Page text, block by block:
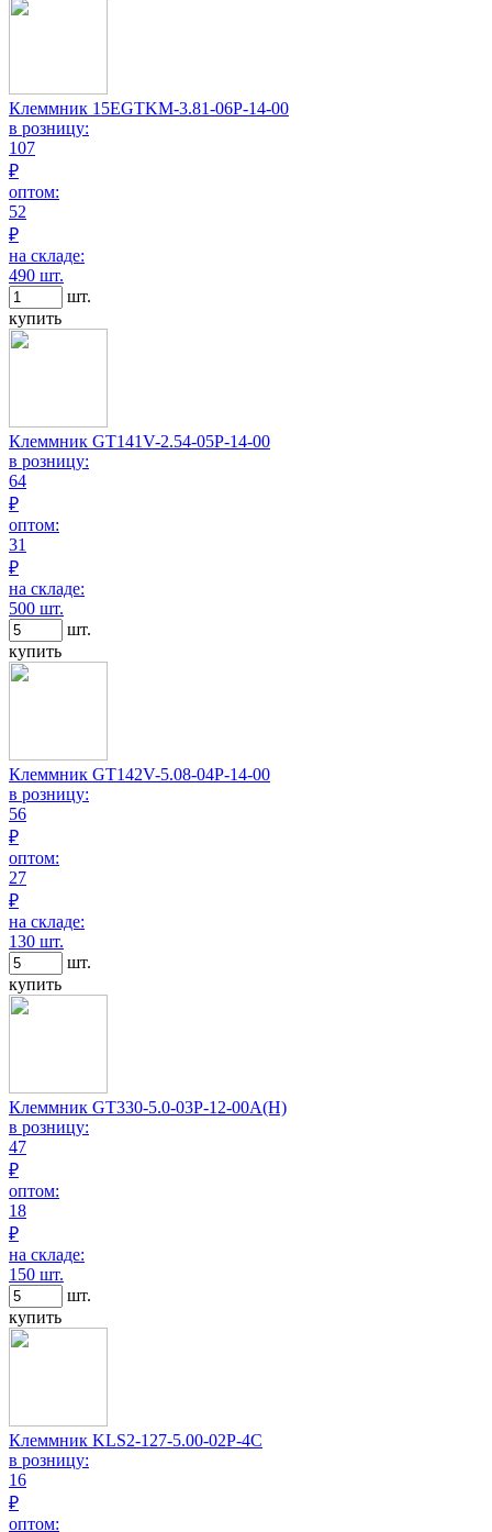
Клеммник 15EGTKM-3.81-06P-14-00
в розницу:
107
₽
оптом:
52
₽
на складе:
490 шт.
шт.
купить
Клеммник GT141V-2.54-05P-14-00
в розницу:
64
₽
оптом:
31
₽
на складе:
500 шт.
шт.
купить
Клеммник GT142V-5.08-04P-14-00
в розницу:
56
₽
оптом:
27
₽
на складе:
130 шт.
шт.
купить
Клеммник GT330-5.0-03P-12-00A(H)
в розницу:
47
₽
оптом:
18
₽
на складе:
150 шт.
шт.
купить
Клеммник KLS2-127-5.00-02P-4C
в розницу:
16
₽
оптом: